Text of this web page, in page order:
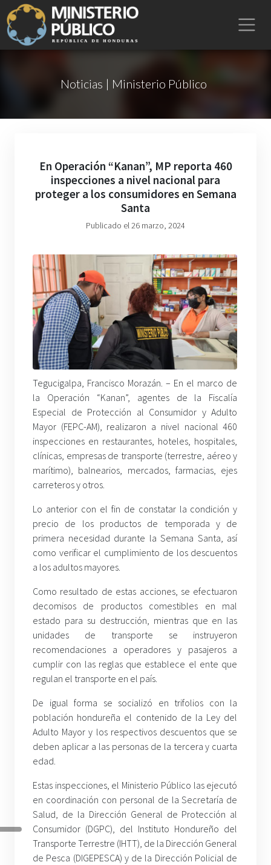
Noticias | Ministerio Público
En Operación “Kanan”, MP reporta 460
inspecciones a nivel nacional para
proteger a los consumidores en Semana
Santa
Publicado el 26 marzo, 2024
Tegucigalpa, Francisco Morazán. – En el marco de
la Operación “Kanan”, agentes de la Fiscalía
Especial de Protección al Consumidor y Adulto
Mayor (FEPC-AM), realizaron a nivel nacional 460
inspecciones en restaurantes, hoteles, hospitales,
clínicas, empresas de transporte (terrestre, aéreo y
marítimo), balnearios, mercados, farmacias, ejes
carreteros y otros.
Lo anterior con el fin de constatar la condición y
precio de los productos de temporada y de
primera necesidad durante la Semana Santa, así
como verificar el cumplimiento de los descuentos
a los adultos mayores.
Como resultado de estas acciones, se efectuaron
decomisos de productos comestibles en mal
estado para su destrucción, mientras que en las
unidades de transporte se instruyeron
recomendaciones a operadores y pasajeros a
cumplir con las reglas que establece el ente que
regulan el transporte en el país.
De igual forma se socializó en trifolios con la
población hondureña el contenido de la Ley del
Adulto Mayor y los respectivos descuentos que se
deben aplicar a las personas de la tercera y cuarta
edad.
Estas inspecciones, el Ministerio Público las ejecutó
en coordinación con personal de la Secretaría de
Salud, de la Dirección General de Protección al
Consumidor (DGPC), del Instituto Hondureño del
Transporte Terrestre (IHTT), de la Dirección General
de Pesca (DIGEPESCA) y de la Dirección Policial de